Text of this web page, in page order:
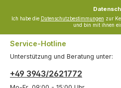
Ich habe die Datenschutzbestimmungen zur
und bin mit ihnen
Service-Hotline
Unterstützung und Beratung unter:
+49 3943/2621772